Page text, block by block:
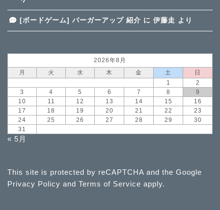
[ボードゲーム] バーガーアップ 紹介 に 伊藤走 より
2026年8月
月
火 水 木 金 土
日
1
2
3
4 5 6 7 8
9
10
11 12 13 14 15
16
17
18 19 20 21 22
23
24
25 26 27 28 29
30
31
« 5月
This site is protected by reCAPTCHA and the Google
Privacy Policy and Terms of Service apply.